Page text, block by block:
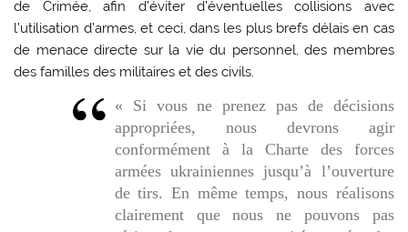
de Crimée, afin d’éviter d’éventuelles collisions avec
l’utilisation d’armes, et ceci, dans les plus brefs délais en cas
de menace directe sur la vie du personnel, des membres
des familles des militaires et des civils.
« Si vous ne prenez pas de décisions
appropriées, nous devrons agir
conformément à la Charte des forces
armées ukrainiennes jusqu’à l’ouverture
de tirs. En même temps, nous réalisons
clairement que nous ne pouvons pas